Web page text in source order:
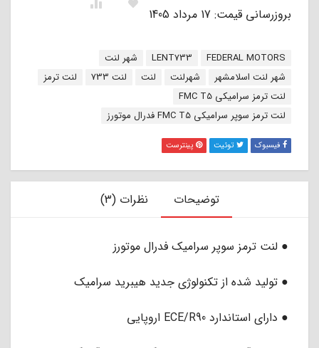
بروزرسانی قیمت: 17 مرداد 1405
برچسب:
FEDERAL MOTORS
LENT733
شهر لنت
شهر لنت اسلامشهر
شهرلنت لنت لنت 733
لنت ترمز
لنت ترمز سرامیکی FMC T5
لنت ترمز سوپر سرامیکی FMC T5 فدرال موتورز
فیسبوک توئیت پینترست
توضیحات نظرات (3)
● لنت ترمز سوپر سرامیک فدرال موتورز
● تولید شده از تکنولوژی جدید هیبرید سرامیک
● دارای استاندارد ECE/R90 اروپایی